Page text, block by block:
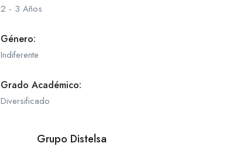
2 - 3 Años
Género:
Indiferente
Grado Académico:
Diversificado
Grupo Distelsa